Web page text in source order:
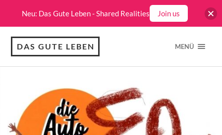
DAS GUTE LEBEN MENÜ
Neu: Das Gute Leben - Shared Realities Join us